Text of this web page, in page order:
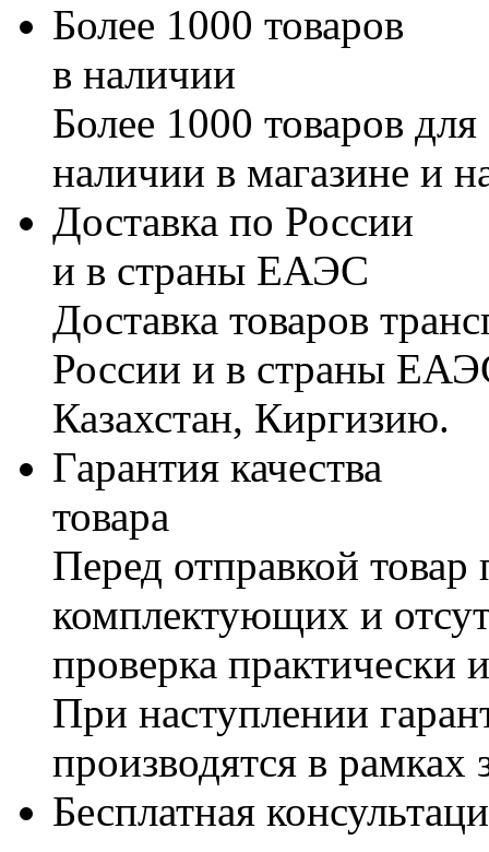
Более 1000 товаров
в наличии
Более 1000 товаров
наличии в магазине и
Доставка по России
и в страны ЕАЭС
Доставка товаров
России и в страны
Казахстан, Киргизию.
Гарантия качества
товара
Перед отправкой товар
комплектующих и
проверка практически
При наступлении
производятся в рамках
Бесплатная